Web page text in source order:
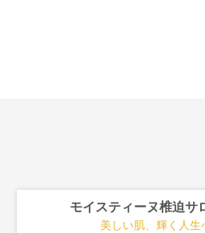
モイスティーヌ椎迫サ
美しい肌、輝く人生